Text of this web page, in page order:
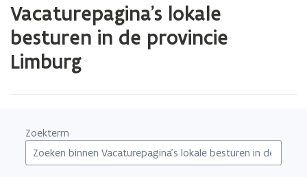
bevindt
zich
op:
Vacaturepagina's
provincie
Limburg
Vacaturepagina's lokale
besturen in de provincie
Limburg
Zoekterm